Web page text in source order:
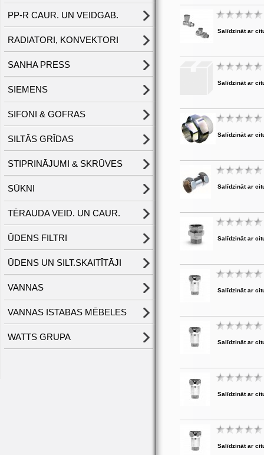
PP-R CAUR. UN VEIDGAB.
RADIATORI, KONVEKTORI
SANHA PRESS
SIEMENS
SIFONI & GOFRAS
SILTĀS GRĪDAS
STIPRINĀJUMI & SKRŪVES
SŪKNI
TĒRAUDA VEID. UN CAUR.
ŪDENS FILTRI
ŪDENS UN SILT.SKAITĪTĀJI
VANNAS
VANNAS ISTABAS MĒBELES
WATTS GRUPA
Salīdzināt ar
Salīdzināt ar
Salīdzināt ar
Salīdzināt ar
Salīdzināt ar
Salīdzināt ar
Salīdzināt ar
Salīdzināt ar
Salīdzināt ar